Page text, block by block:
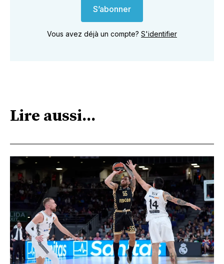
S’abonner
Vous avez déjà un compte? S'identifier
Lire aussi...